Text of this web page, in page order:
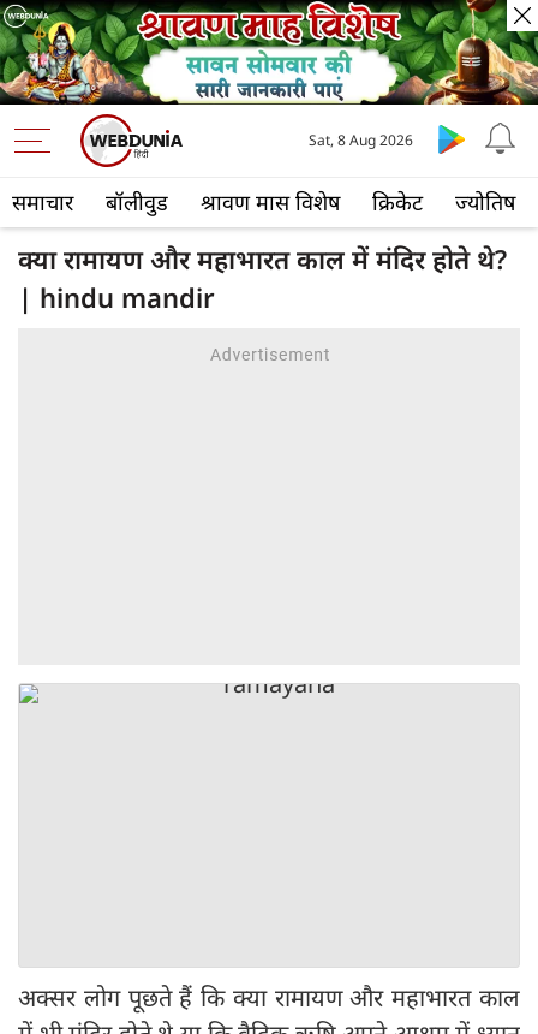
समाचार बॉलीवुड श्रावण मास विशेष क्रिकेट ज्योतिष
Sat, 8 Aug 2026
क्या रामायण और महाभारत काल में मंदिर होते थे?
| hindu mandir
अक्सर लोग पूछते हैं कि क्या रामायण और महाभारत काल